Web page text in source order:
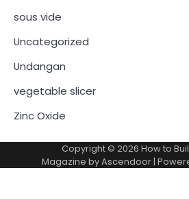
sous vide
Uncategorized
Undangan
vegetable slicer
Zinc Oxide
Copyright © 2026 How to
Magazine byAscendoor|